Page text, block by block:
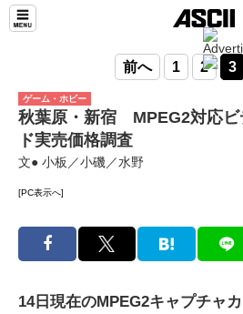
前へ 1 2 3
ゲーム・ホビー
秋葉原・新宿 MPEG2対応ビ
ド実売価格調査
文● 小板／小磯／水野
[PC表示へ]
14日現在のMPEG2キャプチャ